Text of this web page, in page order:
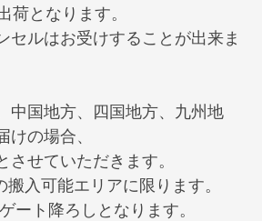
荷となります。
セルはお受けすることが出来ま
中国地方、四国地方、九州地
けの場合、
せていただきます。
搬入可能エリアに限ります。
ート降ろしとなります。